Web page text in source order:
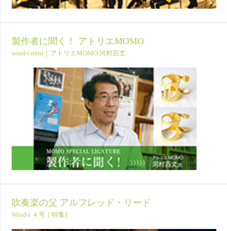
製作者に聞く！ アトリエMOMO
wind-i mini｜アトリエMOMO 河村百丈
吹奏楽の父 アルフレッド・リード
Wind-i ４号｜特集1